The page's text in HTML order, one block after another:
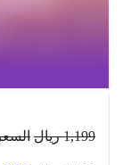
1,199 ريال السعر